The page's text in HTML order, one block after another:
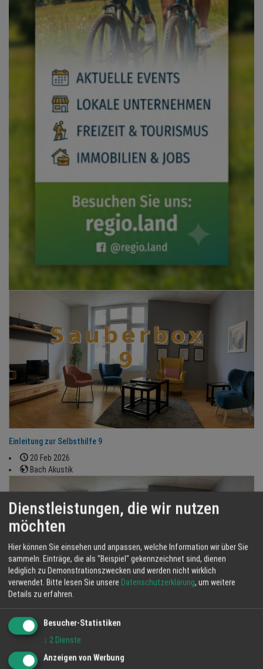
Einleitung zur Selbsthilfe 9
20 Feb 2026
Bach Akustik
Anleitung zur Selbsthilfe 4
16 Feb 2026
Bach Akustik
Dienstleistungen, die wir nutzen
möchten
Hier können Sie einsehen und anpassen, welche Information wir über Sie
sammeln. Einträge, die als "Beispiel" gekennzeichnet sind, dienen
lediglich zu Demonstrationszwecken und werden nicht wirklich
verwendet. Bitte lesen Sie unsere Datenschutzerklärung, um weitere
Details zu erfahren.
Besucher-Statistiken
↓ 2 Dienste
Anzeigen von Werbung